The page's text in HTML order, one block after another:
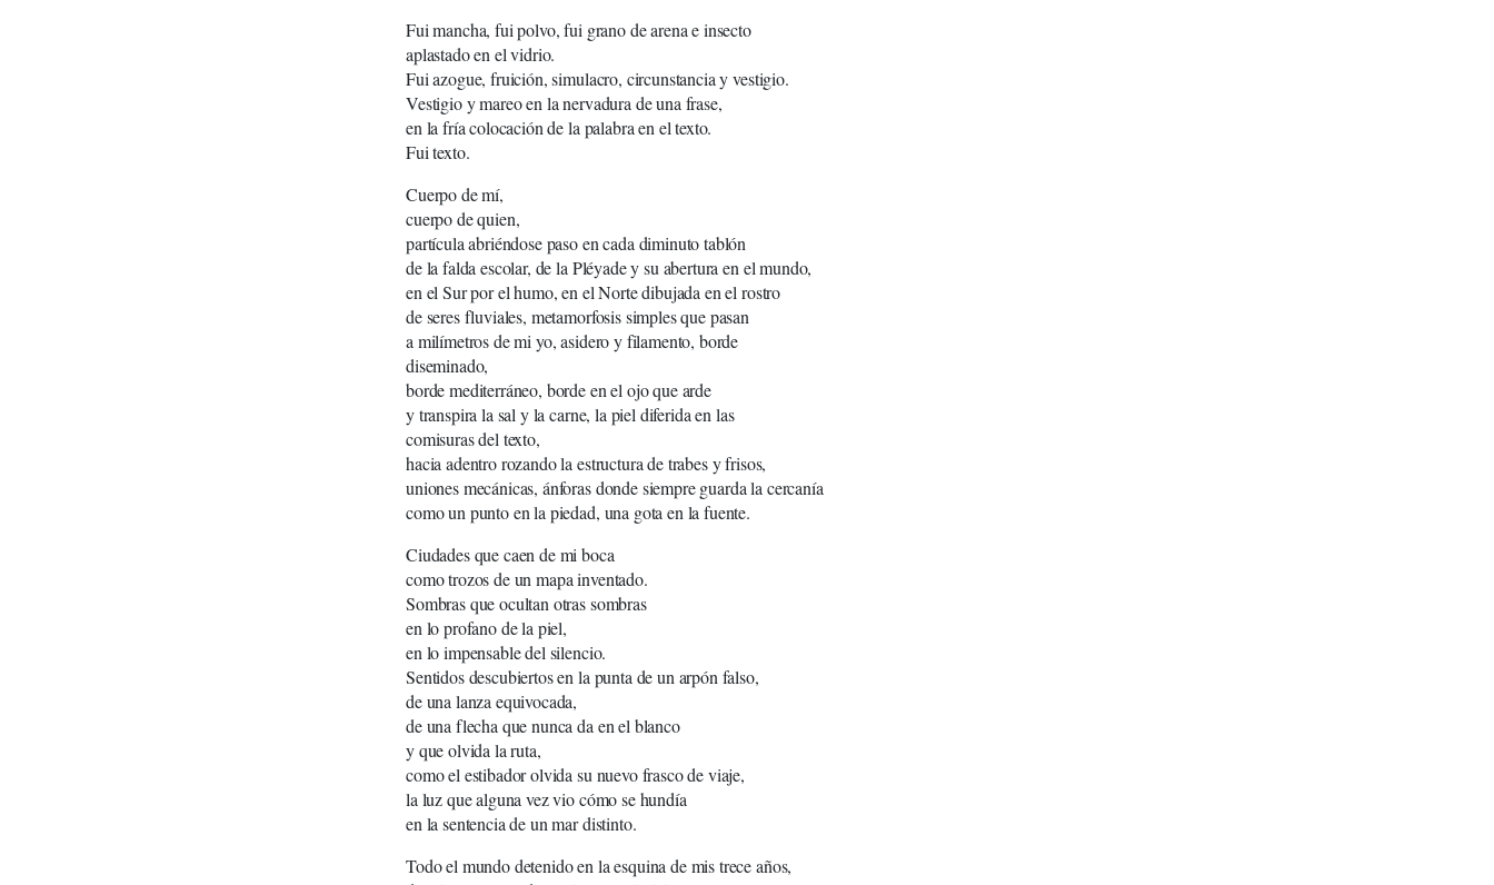
Fui mancha, fui polvo, fui grano de arena e insecto
aplastado en el vidrio.
Fui azogue, fruición, simulacro, circunstancia y vestigio.
Vestigio y mareo en la nervadura de una frase,
en la fría colocación de la palabra en el texto.
Fui texto.
Cuerpo de mí,
cuerpo de quien,
partícula abriéndose paso en cada diminuto tablón
de la falda escolar, de la Pléyade y su abertura en el mundo,
en el Sur por el humo, en el Norte dibujada en el rostro
de seres fluviales, metamorfosis simples que pasan
a milímetros de mi yo, asidero y filamento, borde
diseminado,
borde mediterráneo, borde en el ojo que arde
y transpira la sal y la carne, la piel diferida en las
comisuras del texto,
hacia adentro rozando la estructura de trabes y frisos,
uniones mecánicas, ánforas donde siempre guarda la cercanía
como un punto en la piedad, una gota en la fuente.
Ciudades que caen de mi boca
como trozos de un mapa inventado.
Sombras que ocultan otras sombras
en lo profano de la piel,
en lo impensable del silencio.
Sentidos descubiertos en la punta de un arpón falso,
de una lanza equivocada,
de una flecha que nunca da en el blanco
y que olvida la ruta,
como el estibador olvida su nuevo frasco de viaje,
la luz que alguna vez vio cómo se hundía
en la sentencia de un mar distinto.
Todo el mundo detenido en la esquina de mis trece años,